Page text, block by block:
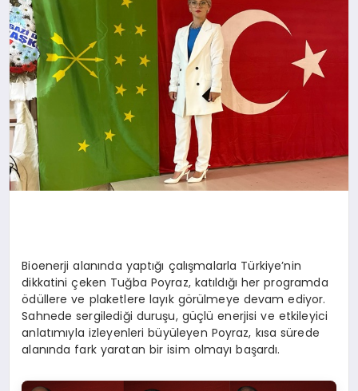
Bioenerji alanında yaptığı çalışmalarla Türkiye’nin
dikkatini çeken Tuğba Poyraz, katıldığı her programda
ödüllere ve plaketlere layık görülmeye devam ediyor.
Sahnede sergilediği duruşu, güçlü enerjisi ve etkileyici
anlatımıyla izleyenleri büyüleyen Poyraz, kısa sürede
alanında fark yaratan bir isim olmayı başardı.